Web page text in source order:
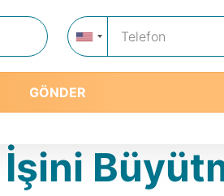
Telefon
GÖNDER
Ofis ile
İşini